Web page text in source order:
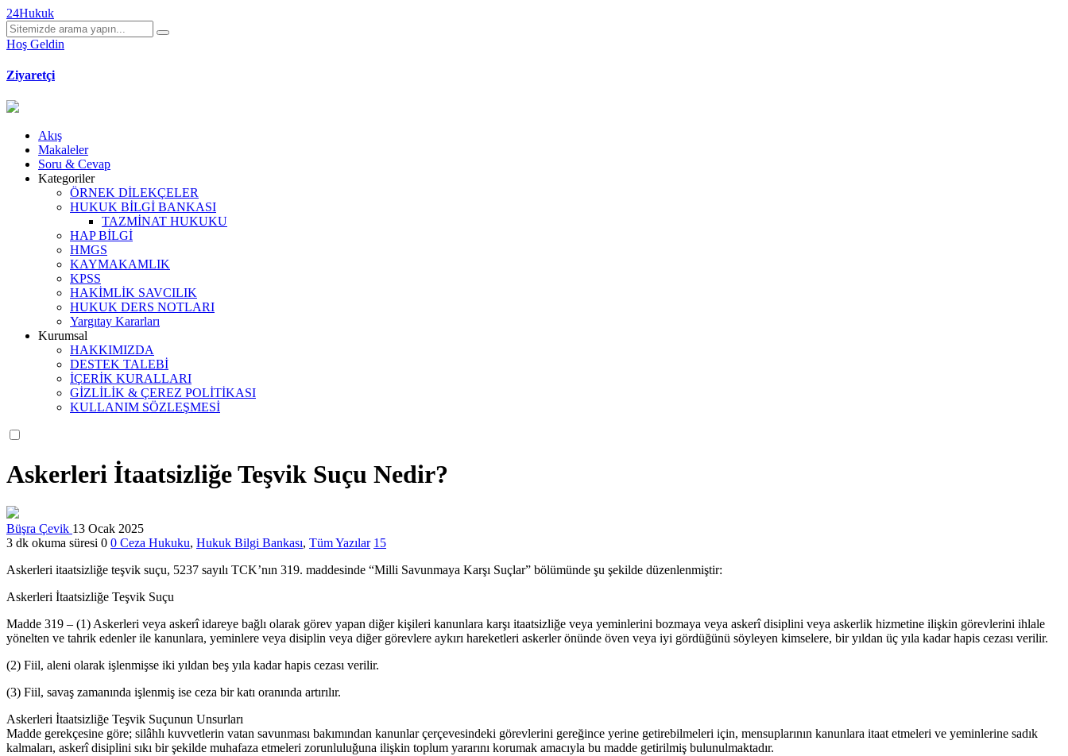
24Hukuk
Hoş Geldin
Ziyaretçi
Akış
Makaleler
Soru & Cevap
Kategoriler
ÖRNEK DİLEKÇELER
HUKUK BİLGİ BANKASI
TAZMİNAT HUKUKU
HAP BİLGİ
HMGS
KAYMAKAMLIK
KPSS
HAKİMLİK SAVCILIK
HUKUK DERS NOTLARI
Yargıtay Kararları
Kurumsal
HAKKIMIZDA
DESTEK TALEBİ
İÇERİK KURALLARI
GİZLİLİK & ÇEREZ POLİTİKASI
KULLANIM SÖZLEŞMESİ
Askerleri İtaatsizliğe Teşvik Suçu Nedir?
Büşra Çevik 13 Ocak 2025
3 dk okuma süresi 0 0 Ceza Hukuku, Hukuk Bilgi Bankası, Tüm Yazılar 15
Askerleri itaatsizliğe teşvik suçu, 5237 sayılı TCK’nın 319. maddesinde “Milli Savunmaya Karşı Suçlar” bölümünde şu şekilde düzenlenmiştir:
Askerleri İtaatsizliğe Teşvik Suçu
Madde 319 – (1) Askerleri veya askerî idareye bağlı olarak görev yapan diğer kişileri kanunlara karşı itaatsizliğe veya yeminlerini bozmaya veya askerî disiplini veya askerlik hizmetine ilişkin görevlerini ihlale
yönelten ve tahrik edenler ile kanunlara, yeminlere veya disiplin veya diğer görevlere aykırı hareketleri askerler önünde öven veya iyi gördüğünü söyleyen kimselere, bir yıldan üç yıla kadar hapis cezası verilir.
(2) Fiil, aleni olarak işlenmişse iki yıldan beş yıla kadar hapis cezası verilir.
(3) Fiil, savaş zamanında işlenmiş ise ceza bir katı oranında artırılır.
Askerleri İtaatsizliğe Teşvik Suçunun Unsurları
Madde gerekçesine göre; silâhlı kuvvetlerin vatan savunması bakımından kanunlar çerçevesindeki görevlerini gereğince yerine getirebilmeleri için, mensuplarının kanunlara itaat etmeleri ve yeminlerine sadık
kalmaları, askerî disiplini sıkı bir şekilde muhafaza etmeleri zorunluluğuna ilişkin toplum yararını korumak amacıyla bu madde getirilmiş bulunulmaktadır.